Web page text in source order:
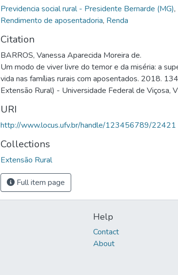
Previdencia social rural - Presidente Bernarde (MG),
Rendimento de aposentadoria, Renda
Citation
BARROS, Vanessa Aparecida Moreira de.
Um modo de viver livre do temor e da miséria: a
vida nas famílias rurais com aposentados. 2018.
Extensão Rural) - Universidade Federal de Viçosa,
URI
http://www.locus.ufv.br/handle/123456789/22421
Collections
Extensão Rural
Full item page
Help
Contact
About